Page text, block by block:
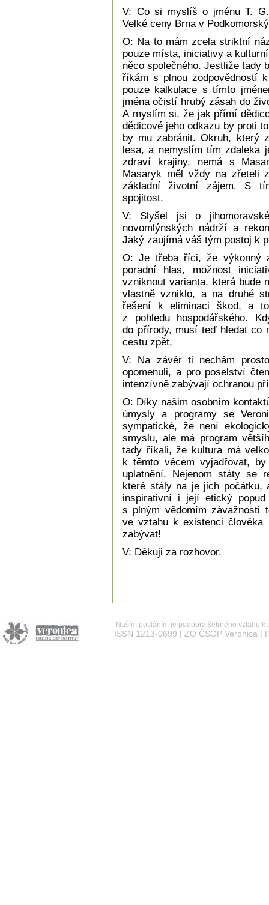
V: Co si myslíš o jménu T.
Velké ceny Brna v
O: Na to mám zcela striktní
pouze místa, iniciativy a
něco společného. Jestliže tady
říkám s plnou zodpovědností
pouze kalkulace s tímto
jména očistí hrubý zásah do
A myslím si, že jak přímí
dědicové jeho odkazu by proti
by mu zabránit. Okruh, který
lesa, a nemyslím tím zdaleka
zdraví krajiny, nemá s
Masaryk měl vždy na zřeteli
základní životní zájem. S
spojitost.
V: Slyšel jsi o
novomlýnských nádrží a
Jaký zaujímá váš tým postoj k
O: Je třeba říci, že výkonný
poradní hlas, možnost
vzniknout varianta, která bude
vlastně vzniklo, a na druhé
řešení k eliminaci škod, a
z pohledu hospodářského.
do přírody, musí teď hledat co
cestu zpět.
V: Na závěr ti nechám
opomenuli, a pro poselství
intenzívně zabývají ochranou
O: Díky našim osobním
úmysly a programy se
sympatické, že není
smyslu, ale má program
tady říkali, že kultura má
k těmto věcem vyjadřovat,
uplatnění. Nejenom státy se
které stály na je jich počátku,
inspirativní i její etický
s plným vědomím závažnosti
ve vztahu k existenci člověka
zabývat!
V: Děkuji za rozhovor.
Naším posláním je podpora šetrného vztahu
ISSN 1213-0699 | ZO ČSOP Veronica |